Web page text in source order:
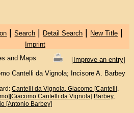
|Search | Detail Search | New Title |
Imprint
and Maps [Improve an entry]
Cantelli da Vignola; Incisore A. Barbey
Cantelli da Vignola, Giacomo [Cantelli,
Cantelli da Vignola] Barbey,
[Antonio Barbey]